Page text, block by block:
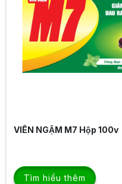
VIÊN NANG HO
Tìm hiểu thêm